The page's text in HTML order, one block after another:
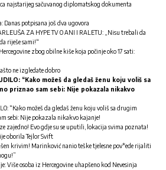
najstarijeg sačuvanog diplomatskog dokumenta
potpisana još dva ugovora
ZA HYPE TV O ANI I RALETU: „Nisu trebali da
riješe sami!“
zbog obilne kiše koja počinje oko 17 sati:
ne izgledate dobro
“Kako možeš da gledaš ženu koju voliš sa
priznao sam sebi: Nije pokazala nikakvo
“Kako možeš da gledaš ženu koju voliš sa drugim
sebi: Nije pokazala nikakvo kajanje!
zajedno! Evo gdje su se uputili, lokacija svima poznata!
oborila Tejlor Svift
krivim! Marinković nanio teške tjelesne pov*ede rijaliti
Više osoba iz Hercegovine uhapšeno kod Nevesinja